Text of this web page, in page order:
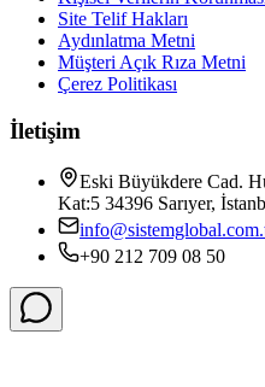
Site Telif Hakları
Aydınlatma Metni
Müşteri Açık Rıza Metni
Çerez Politikası
İletişim
Eski Büyükdere Cad.
Kat:5 34396 Sarıyer,
+90 212 709 08 50